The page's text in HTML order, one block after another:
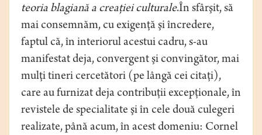
teoria blagiană a creaţiei culturale.În sfârşit, să
mai consemnăm, cu exigenţă şi încredere,
faptul că, în interiorul acestui cadru, s-au
manifestat deja, convergent şi convingător, mai
mulţi tineri cercetători (pe lângă cei citaţi),
care au furnizat deja contribuţii excepţionale, în
revistele de specialitate şi în cele două culegeri
realizate, până acum, în acest domeniu: Cornel